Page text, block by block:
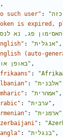
,
such user" :
is expired,
: "אנגלית" ,
(auto-
באופן אוטומטי)" ,
:
: "אלבנית"
: "אמהרית" ,
: "ערבית" ,
: "ארמנית"
:
: "בנגלית" ,